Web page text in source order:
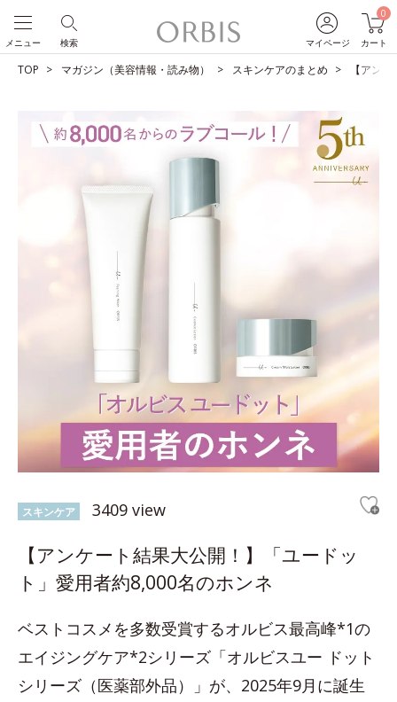
マイページ
0
カート
検索
メニュー
TOP マガジン（美容情報・読み物） スキンケアのまとめ 【アン
スキンケア 3409 view
【アンケート結果大公開！】「ユードッ
ト」愛用者約8,000名のホンネ
ベストコスメを多数受賞するオルビス最高峰*1の
エイジングケア*2シリーズ「オルビスユー ドット
シリーズ（医薬部外品）」が、2025年9月に誕生